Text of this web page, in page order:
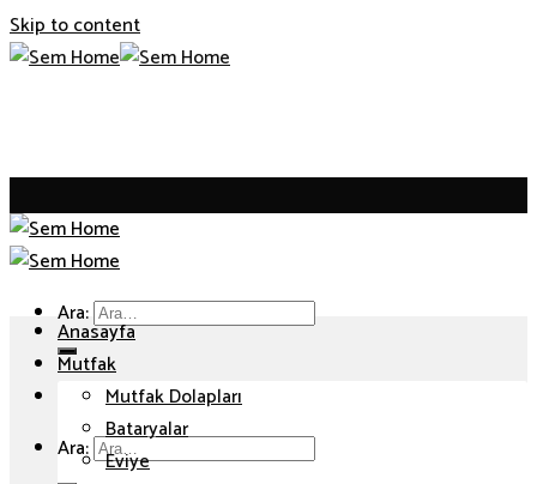
Skip to content
Ara:
Ara:
Anasayfa
Mutfak
Mutfak Dolapları
Bataryalar
Eviye